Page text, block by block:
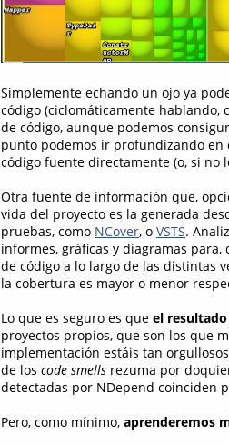
Simplemente echando un ojo ya
código (ciclomáticamente hablando,
de código, aunque podemos
punto podemos ir profundizando en
código fuente directamente (o, si
Otra fuente de información que,
vida del proyecto es la generada
pruebas, como NCover, o VSTS.
informes, gráficas y diagramas
de código a lo largo de las distintas
la cobertura es mayor o menor
Lo que es seguro es que el
proyectos propios, que son los que
implementación estáis tan
de los code smells rezuma por
detectadas por NDepend coinciden
Pero, como mínimo, aprenderemos